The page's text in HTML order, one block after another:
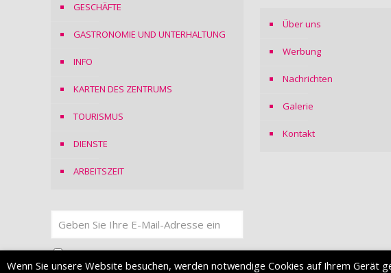
GESCHÄFTE
GASTRONOMIE UND UNTERHALTUNG
INFO
KARTEN DES ZENTRUMS
TOURISMUS
DIENSTE
ARBEITSZEIT
Ich stimmeder Datenschutzerklärungzu
Über uns
Werbung
Nachrichten
Galerie
Kontakt
Wenn Sie unsere Website besuchen, werden notwendige Cookies auf Ihrem Gerät